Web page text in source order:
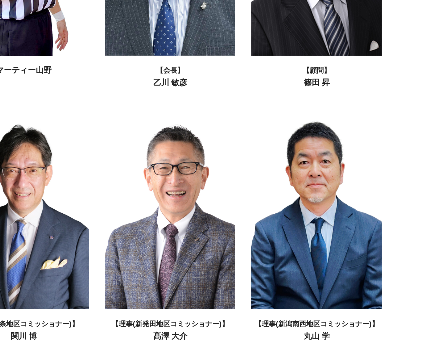
ーティー山野 【会長】
乙川 敏彦
【顧問】
篠田 昇
地区コミッショナー)】
関川 博
【理事(新発田地区コミッショナー)】
髙澤 大介
【理事(新潟南西地区コミッショナー)】
丸山 学